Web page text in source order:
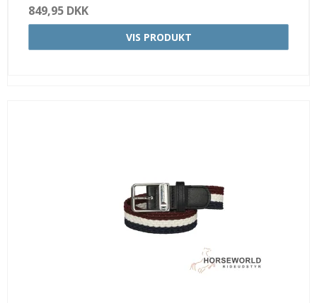
849,95 DKK
VIS PRODUKT